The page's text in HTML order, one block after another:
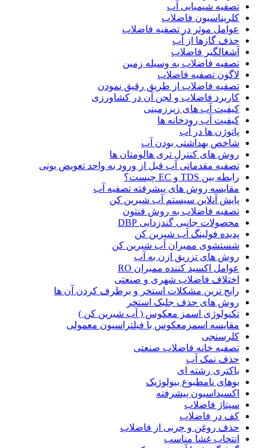
تصفیه شیمیایی آب
کلریناسیون فاضلاب
عوامل موثر در تصفیه فاضلاب
حذف گازها از آب
آشغالگیر فاضلاب
تصفیه فاضلاب به وسیله زمین
لاگون تصفیه فاضلاب
تصفیه فاضلاب از طریق رقیق نمودن
کاربرد فاضلاب و لجن آن در کشاورزی
کیفیت آب های زیرزمینی
کیفیت آب رودخانه ها
پاتوژن ها در آب
شاخص بهداشتی بودن آب
روش های کنترل تری هالومتان ها
تصفیه مقدماتی آب قبل از ورود به واحد تعویض یونی
رابطه بین TDS و EC چیست؟
مقایسه روش های پیشرفته تصفیه آب
پایش آنلاین سیستم آب شیرین کن
تصفیه فاضلاب به روش فنتون
محصولات جانبی گندزدایی DBP
پدیده فولینگ آب شیرین کن
شستشوی ممبران آب شیرین کن
روش های تزریق ازن به آب
عوامل اکسید کننده ممبران RO
اختلاف فاضلاب شهری و صنعتی
رایج ترین مشکلات استخر و برطرف کردن آن ها
روش های حذف جلبک استخر
تکنولوژی اسمز معکوس ( آب شیرین کن )
مقایسه اسمزمعکوس با فیلتراسیون معمولی
کلرسنجی
تصفیه خانه فاضلاب صنعتی
حذف نمک آب
باکتری رشته ای
بوهای نامطبوع بیولوژیک
اکسیداسیون پیشرفته
سپتاژ فاضلاب
کف در فاضلاب
حذف روغن و چربی از فاضلاب
انتخاب غشا مناسب